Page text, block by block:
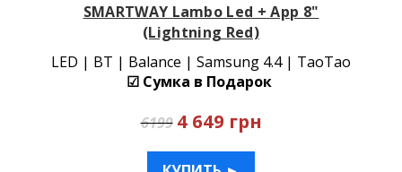
SMARTWAY Lambo Led + App 8"
(Lightning Red)
LED | BT | Balance | Samsung 4.4 | TaoTao
☑ Сумка в Подарок
6199 4 649 грн